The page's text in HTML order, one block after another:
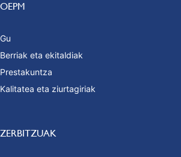
OEPM
Gu
Berriak eta ekitaldiak
Prestakuntza
Kalitatea eta ziurtagiriak
ZERBITZUAK